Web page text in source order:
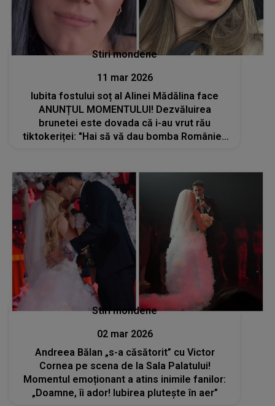
Stiri mondene
11 mar 2026
Iubita fostului soț al Alinei Mădălina face
ANUNȚUL MOMENTULUI! Dezvăluirea
brunetei este dovada că i-au vrut rău
tiktokeriței: "Hai să vă dau bomba României.
Stiri mondene
02 mar 2026
Andreea Bălan „s-a căsătorit” cu Victor
Cornea pe scena de la Sala Palatului!
Momentul emoționant a atins inimile fanilor:
„Doamne, îi ador! Iubirea plutește în aer”